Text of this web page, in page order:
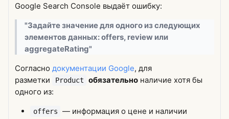
Google Search Console выдаёт ошибку:
"Задайте значение для одного из следующих
элементов данных: offers, review или
aggregateRating"
Согласно документации Google, для
разметки
Product обязательно наличие хотя бы
одного из:
offers — информация о цене и наличии